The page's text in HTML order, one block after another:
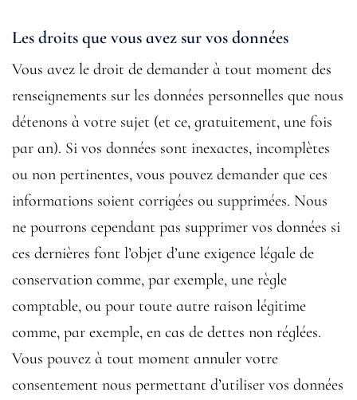
Les droits que vous avez sur vos données
Vous avez le droit de demander à tout moment des
renseignements sur les données personnelles que nous
détenons à votre sujet (et ce, gratuitement, une fois
par an). Si vos données sont inexactes, incomplètes
ou non pertinentes, vous pouvez demander que ces
informations soient corrigées ou supprimées. Nous
ne pourrons cependant pas supprimer vos données si
ces dernières font l’objet d’une exigence légale de
conservation comme, par exemple, une règle
comptable, ou pour toute autre raison légitime
comme, par exemple, en cas de dettes non réglées.
Vous pouvez à tout moment annuler votre
consentement nous permettant d’utiliser vos données